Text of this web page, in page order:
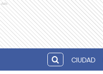
Ads
CIUDAD